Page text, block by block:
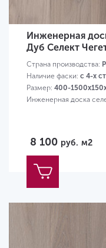
Инженерная
Дуб Селект
Страна производства:
Наличие фаски: с 4-х
Размер: 400-
Инженерная доска
8 100 руб. м2